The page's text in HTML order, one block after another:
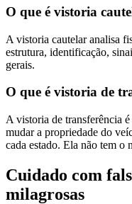
O que é vistoria
A vistoria cautelar analisa
estrutura, identificação,
gerais.
O que é vistoria de
A vistoria de transferência
mudar a propriedade do
cada estado. Ela não tem o
Cuidado com
milagrosas